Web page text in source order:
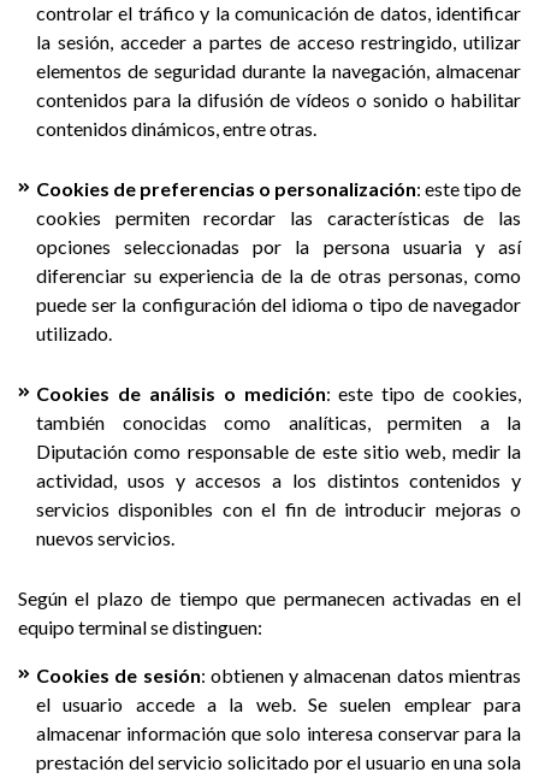
controlar el tráfico y la comunicación de datos, identificar
la sesión, acceder a partes de acceso restringido, utilizar
elementos de seguridad durante la navegación, almacenar
contenidos para la difusión de vídeos o sonido o habilitar
contenidos dinámicos, entre otras.
Cookies de preferencias o personalización: este tipo de
cookies permiten recordar las características de las
opciones seleccionadas por la persona usuaria y así
diferenciar su experiencia de la de otras personas, como
puede ser la configuración del idioma o tipo de navegador
utilizado.
Cookies de análisis o medición: este tipo de cookies,
también conocidas como analíticas, permiten a la
Diputación como responsable de este sitio web, medir la
actividad, usos y accesos a los distintos contenidos y
servicios disponibles con el fin de introducir mejoras o
nuevos servicios.
Según el plazo de tiempo que permanecen activadas en el
equipo terminal se distinguen:
Cookies de sesión: obtienen y almacenan datos mientras
el usuario accede a la web. Se suelen emplear para
almacenar información que solo interesa conservar para la
prestación del servicio solicitado por el usuario en una sola